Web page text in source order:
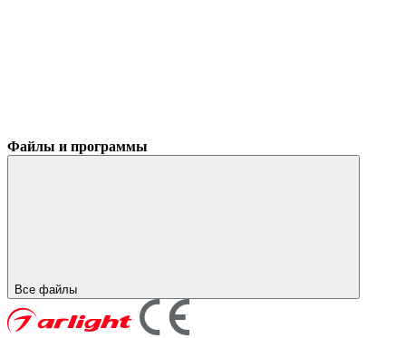
Файлы и программы
Все файлы